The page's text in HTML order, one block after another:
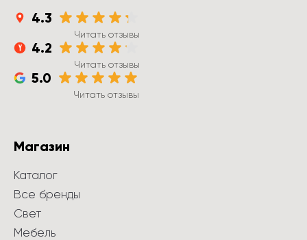
4.3
Читать отзывы
4.2
Читать отзывы
5.0
Читать отзывы
Магазин
Каталог
Все бренды
Свет
Мебель